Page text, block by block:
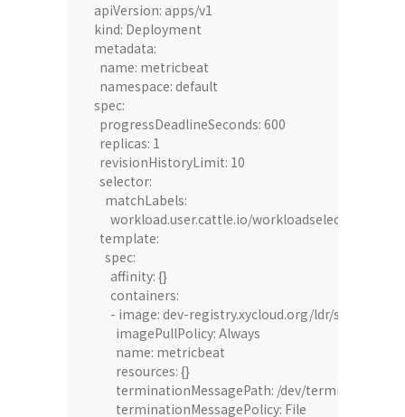
apiVersion: apps/v1
kind: Deployment
metadata:
  name: metricbeat
  namespace: default
spec:
  progressDeadlineSeconds: 600
  replicas: 1
  revisionHistoryLimit: 10
  selector:
    matchLabels:
workload.user.cattle.io/workloadselector:
  template:
    spec:
      affinity: {}
      containers:
- image: dev-registry.xycloud.org/ldr/
        imagePullPolicy: Always
        name: metricbeat
        resources: {}
        terminationMessagePath: /dev/termination-log
        terminationMessagePolicy: File